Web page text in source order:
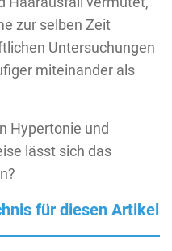
zur selben Zeit
Untersuchungen
miteinander als
Hypertonie und
lässt sich das
für diesen Artikel